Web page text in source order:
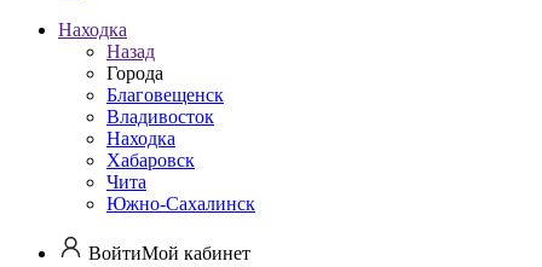
Находка
Назад
Города
Благовещенск
Владивосток
Находка
Хабаровск
Чита
Южно-Сахалинск
ВойтиМой кабинет